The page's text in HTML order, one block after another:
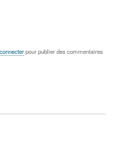
pour publier des commentaires